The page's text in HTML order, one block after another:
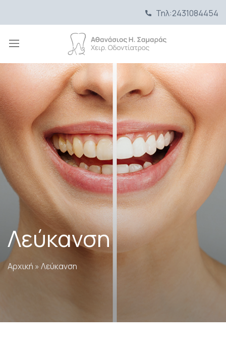
Τηλ:2431084454
Λεύκανση
Αρχική » Λεύκανση